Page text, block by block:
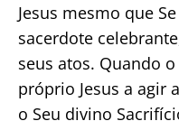
Jesus mesmo que
sacerdote
seus atos. Quando
próprio Jesus a agir
o Seu divino